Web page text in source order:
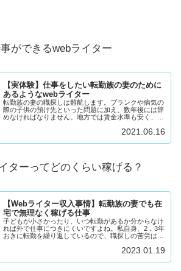
ができるwebライター
【実体験】仕事をしたい転勤族の妻のために
あるようなwebライター
転勤族の妻の職探しは難航します。ブランクや病気の
際の子供の預け先といった問題に加え、数年後には辞
めなければなりません。地方では賃金水準も安く、求
ワークスなどであれば、どこに住もうが関係ありませ
2021.06.16
ターってどのくらい稼げる？
【Webライター収入事情】転勤族の妻でも在
宅で無理なく稼げる仕事
子どもが小さかったり、いつ転勤があるか分からなけ
れば外で仕事につきにくいですよね。私自身、2，3年
おきに転勤を繰り返しているので、職探しの苦労はよ
どもの急な病気や休校に対応するのは至難の業。 ...
2023.01.19